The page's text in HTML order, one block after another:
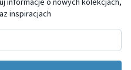
inspiracjach